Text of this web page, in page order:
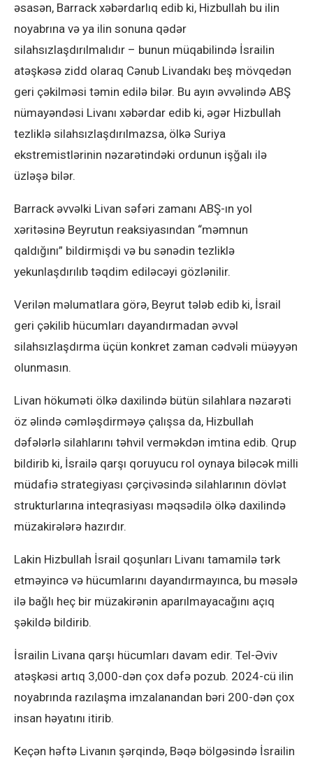
əsasən, Barrack xəbərdarlıq edib ki, Hizbullah bu ilin
noyabrına və ya ilin sonuna qədər
silahsızlaşdırılmalıdır – bunun müqabilində İsrailin
atəşkəsə zidd olaraq Cənub Livandakı beş mövqedən
geri çəkilməsi təmin edilə bilər. Bu ayın əvvəlində ABŞ
nümayəndəsi Livanı xəbərdar edib ki, əgər Hizbullah
tezliklə silahsızlaşdırılmazsa, ölkə Suriya
ekstremistlərinin nəzarətindəki ordunun işğalı ilə
üzləşə bilər.
Barrack əvvəlki Livan səfəri zamanı ABŞ-ın yol
xəritəsinə Beyrutun reaksiyasından “məmnun
qaldığını” bildirmişdi və bu sənədin tezliklə
yekunlaşdırılıb təqdim ediləcəyi gözlənilir.
Verilən məlumatlara görə, Beyrut tələb edib ki, İsrail
geri çəkilib hücumları dayandırmadan əvvəl
silahsızlaşdırma üçün konkret zaman cədvəli müəyyən
olunmasın.
Livan hökuməti ölkə daxilində bütün silahlara nəzarəti
öz əlində cəmləşdirməyə çalışsa da, Hizbullah
dəfələrlə silahlarını təhvil verməkdən imtina edib. Qrup
bildirib ki, İsrailə qarşı qoruyucu rol oynaya biləcək milli
müdafiə strategiyası çərçivəsində silahlarının dövlət
strukturlarına inteqrasiyası məqsədilə ölkə daxilində
müzakirələrə hazırdır.
Lakin Hizbullah İsrail qoşunları Livanı tamamilə tərk
etməyincə və hücumlarını dayandırmayınca, bu məsələ
ilə bağlı heç bir müzakirənin aparılmayacağını açıq
şəkildə bildirib.
İsrailin Livana qarşı hücumları davam edir. Tel-Əviv
atəşkəsi artıq 3,000-dən çox dəfə pozub. 2024-cü ilin
noyabrında razılaşma imzalanandan bəri 200-dən çox
insan həyatını itirib.
Keçən həftə Livanın şərqində, Bəqə bölgəsində İsrailin